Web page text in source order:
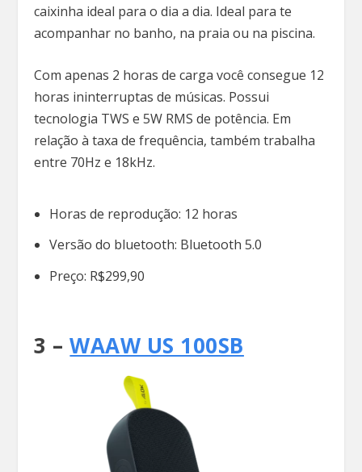
caixinha ideal para o dia a dia. Ideal para te
acompanhar no banho, na praia ou na piscina.
Com apenas 2 horas de carga você consegue 12
horas ininterruptas de músicas. Possui
tecnologia TWS e 5W RMS de potência. Em
relação à taxa de frequência, também trabalha
entre 70Hz e 18kHz.
Horas de reprodução: 12 horas
Versão do bluetooth: Bluetooth 5.0
Preço: R$299,90
3 –WAAW US 100SB